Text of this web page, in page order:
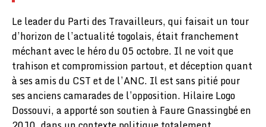
Le leader du Parti des Travailleurs, qui faisait un tour
d’horizon de l’actualité togolais, était franchement
méchant avec le héro du 05 octobre. Il ne voit que
trahison et compromission partout, et déception quant
à ses amis du CST et de l’ANC. Il est sans pitié pour
ses anciens camarades de l’opposition. Hilaire Logo
Dossouvi, a apporté son soutien à Faure Gnassingbé en